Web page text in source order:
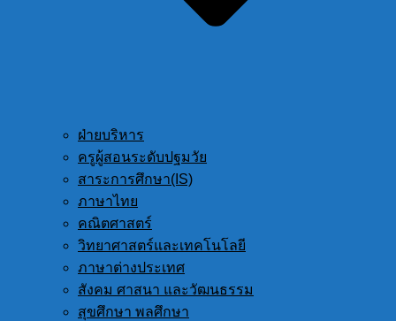
ฝ่ายบริหาร
ครูผู้สอนระดับปฐมวัย
สาระการศึกษา(IS)
ภาษาไทย
คณิตศาสตร์
วิทยาศาสตร์และเทคโนโลยี
ภาษาต่างประเทศ
สังคม ศาสนา และวัฒนธรรม
สุขศึกษา พลศึกษา